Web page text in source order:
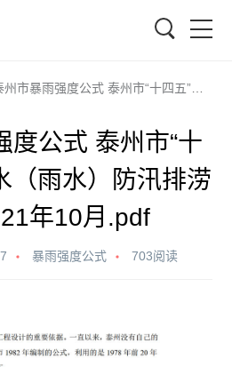
市暴雨强度公式 泰州市“十四五”城市排水（雨水）防汛排涝规划 2021年10月.pdf
度公式 泰州市“十
（雨水）防汛排涝
年10月.pdf
暴雨强度公式 703阅读